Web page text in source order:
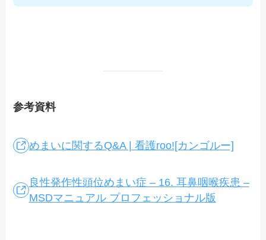
参考資料
めまいに関するQ&A | 看護roo![カンゴルー]
良性発作性頭位めまい症 – 16. 耳鼻咽喉疾患 –
MSDマニュアル プロフェッショナル版